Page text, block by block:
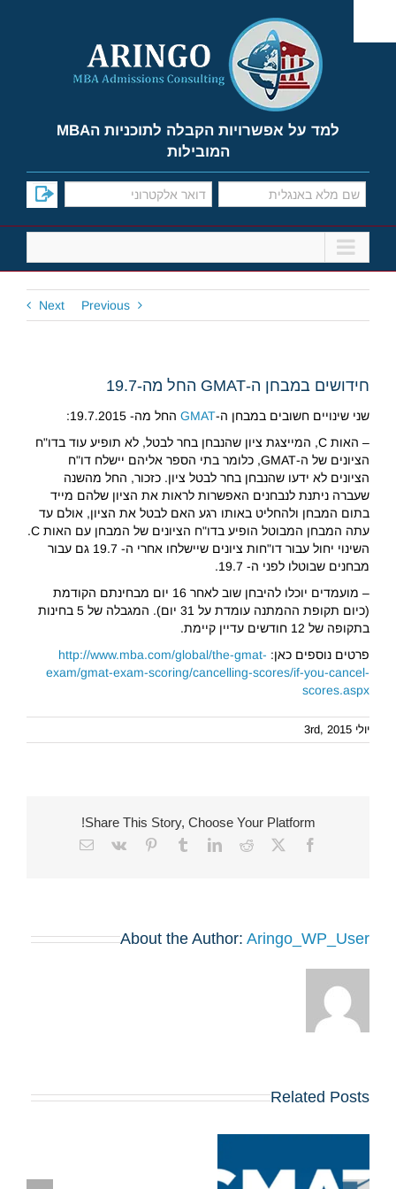
content
למד על אפשרויות הקבלה לתוכניות הMBA
המובילות
Previous
Next
חידושים במבחן ה-GMAT החל מה-19.7
שני שינויים חשובים במבחן ה-GMAT החל מה- 19.7.2015:
– האות C, המייצגת ציון שהנבחן בחר לבטל, לא תופיע עוד בדו"ח
הציונים של ה-GMAT, כלומר בתי הספר אליהם יישלח דו"ח
הציונים לא ידעו שהנבחן בחר לבטל ציון. כזכור, החל מהשנה
שעברה ניתנת לנבחנים האפשרות לראות את הציון שלהם מייד
בתום המבחן ולהחליט באותו רגע האם לבטל את הציון, אולם עד
עתה המבחן המבוטל הופיע בדו"ח הציונים של המבחן עם האות C.
השינוי יחול עבור דו"חות ציונים שיישלחו אחרי ה- 19.7 גם עבור
מבחנים שבוטלו לפני ה- 19.7.
– מועמדים יוכלו להיבחן שוב לאחר 16 יום מבחינתם הקודמת
(כיום תקופת ההמתנה עומדת על 31 יום). המגבלה של 5 בחינות
בתקופה של 12 חודשים עדיין קיימת.
פרטים נוספים כאן: http://www.mba.com/global/the-gmat-
exam/gmat-exam-scoring/cancelling-scores/if-you-cancel-
scores.aspx
יולי 3rd, 2015
Share This Story, Choose Your Platform!
Facebook
X
Reddit
LinkedIn
Tumblr
Pinterest
Vk
Email
About the Author: Aringo_WP_User
Related Posts